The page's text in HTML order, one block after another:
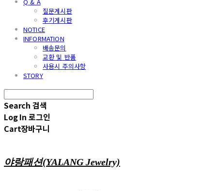
질문게시판
후기게시판
NOTICE
INFORMATION
배송문의
교환 및 반품
사용시 주의사항
STORY
Search 검색
Log In 로그인
Cart장바구니
야랑패션(YALANG Jewelry)